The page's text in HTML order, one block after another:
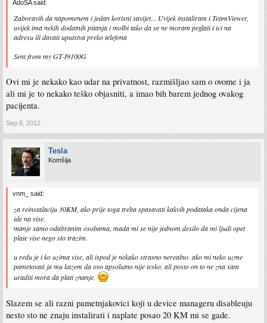
AdoSA said:
Zaboravih da napomenem i jedan korisni savijet... Uvijek instaliram i TeamViewer,
uvijek ima nekih dodatnih pitanja i molbi tako da se ne moram peglati i ici na
adresu ili davati uputstva preko telefona
Sent from my GT-I9100G
Ovi mi je nekako kao udar na privatnost, razmišljao sam o ovome i ja
ali mi je to nekako teško objasniti, a imao bih barem jednog ovakog
pacijenta.
Sep 8, 2012
Tesla
Komšija
vnm_ said:
za reinstalaciju 30KM, ako prije toga treba spasavati kakvih podataka onda cijena
ide na vise.
manje samo odabranim osobama, mada mi se nije jednom desilo da mi ljudi opet
plate vise nego sto trazim.
u redu je i ko uzima vise, ali ispod je nekako strasno nerealno. ako mi neko uzme
pametovati ja mu kazem da ovo apsolutno nije tesko, ali posto on to ne zna sam
uraditi mora da plati znanje.
Slazem se ali razni pametnjakovici koji u device manageru disableuju
nesto sto ne znaju instalirati i naplate posao 20 KM mi se gade.